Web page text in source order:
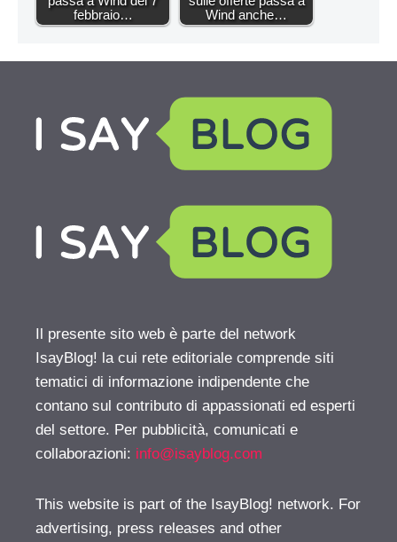
febbraio…
Wind anche…
Il presente sito web è parte del network
IsayBlog! la cui rete editoriale comprende siti
tematici di informazione indipendente che
contano sul contributo di appassionati ed esperti
del settore. Per pubblicità, comunicati e
collaborazioni: info@isayblog.com
This website is part of the IsayBlog! network. For
advertising, press releases and other